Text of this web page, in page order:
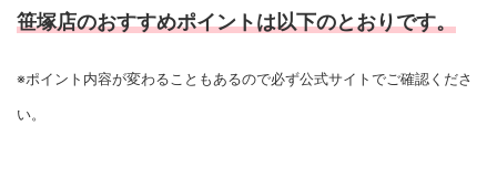
笹塚店のおすすめポイントは以下のとおりです。
※ポイント内容が変わることもあるので必ず公式サイトでご確認くださ
い。